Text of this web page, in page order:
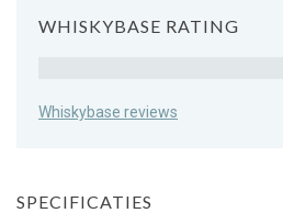
WHISKYBASE RATING
Whiskybase reviews
SPECIFICATIES